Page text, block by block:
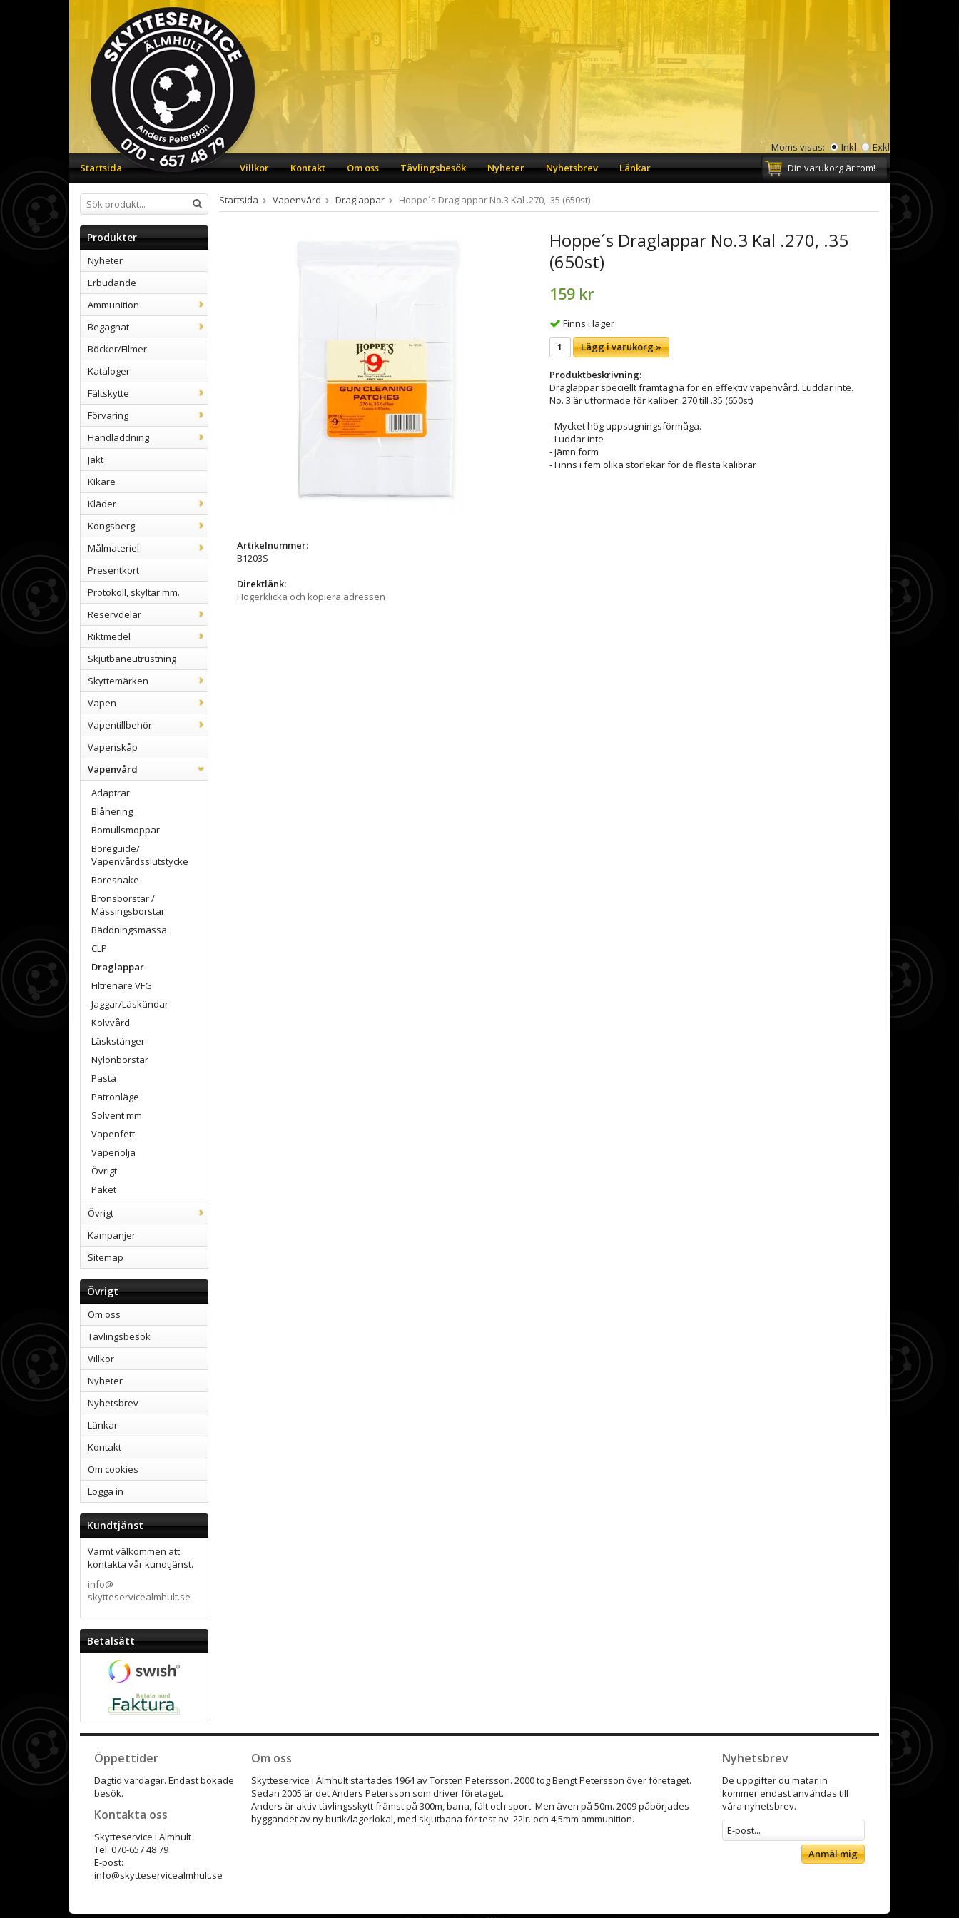
Moms visas: Inkl
Exkl
Startsida
Villkor Kontakt Om oss Tävlingsbesök Nyheter Nyhetsbrev Länkar Din varukorg är tom!
Produkter
Nyheter
Erbudande
Ammunition
Begagnat
Böcker/Filmer
Kataloger
Fältskytte
Förvaring
Handladdning
Jakt
Kikare
Kläder
Kongsberg
Målmateriel
Presentkort
Protokoll, skyltar mm.
Reservdelar
Riktmedel
Skjutbaneutrustning
Skyttemärken
Vapen
Vapentillbehör
Vapenskåp
Vapenvård
Adaptrar
Blånering
Bomullsmoppar
Boreguide/
Vapenvårdsslutstycke
Boresnake
Bronsborstar /
Mässingsborstar
Bäddningsmassa
CLP
Draglappar
Filtrenare VFG
Jaggar/Läskändar
Kolvvård
Läskstänger
Nylonborstar
Pasta
Patronläge
Solvent mm
Vapenfett
Vapenolja
Övrigt
Paket
Övrigt
Kampanjer
Sitemap
Övrigt
Om oss
Tävlingsbesök
Villkor
Nyheter
Nyhetsbrev
Länkar
Kontakt
Om cookies
Logga in
Kundtjänst
Varmt välkommen att
kontakta vår kundtjänst.
info@
skytteservicealmhult.se
Betalsätt
Startsida Vapenvård Draglappar Hoppe´s Draglappar No.3 Kal .270, .35 (650st)
Hoppe´s Draglappar No.3 Kal .270, .35
(650st)
159 kr
Finns i lager
Lägg i varukorg »
Produktbeskrivning:
Draglappar speciellt framtagna för en effektiv vapenvård. Luddar inte.
No. 3 är utformade för kaliber .270 till .35 (650st)
- Mycket hög uppsugningsförmåga.
- Luddar inte
- Jämn form
- Finns i fem olika storlekar för de flesta kalibrar
Artikelnummer:
B1203S
Direktlänk:
Högerklicka och kopiera adressen
Öppettider
Dagtid vardagar. Endast bokade
besök.
Kontakta oss
Skytteservice i Älmhult
Tel: 070-657 48 79
E-post:
info@skytteservicealmhult.se
Nyhetsbrev
De uppgifter du matar in
kommer endast användas till
våra nyhetsbrev.
Anmäl mig
Om oss
Skytteservice i Älmhult startades 1964 av Torsten Petersson. 2000 tog Bengt Petersson över företaget.
Sedan 2005 är det Anders Petersson som driver företaget.
Anders är aktiv tävlingsskytt främst på 300m, bana, fält och sport. Men även på 50m. 2009 påbörjades
byggandet av ny butik/lagerlokal, med skjutbana för test av .22lr. och 4,5mm ammunition.